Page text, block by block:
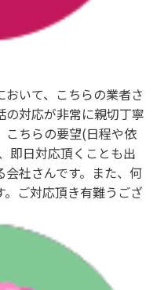
いて、こちらの業者さ
対応が非常に親切丁寧
こちらの要望(日程や依
即日対応頂くことも出
社さんです。また、何
ご対応頂き有難うござ